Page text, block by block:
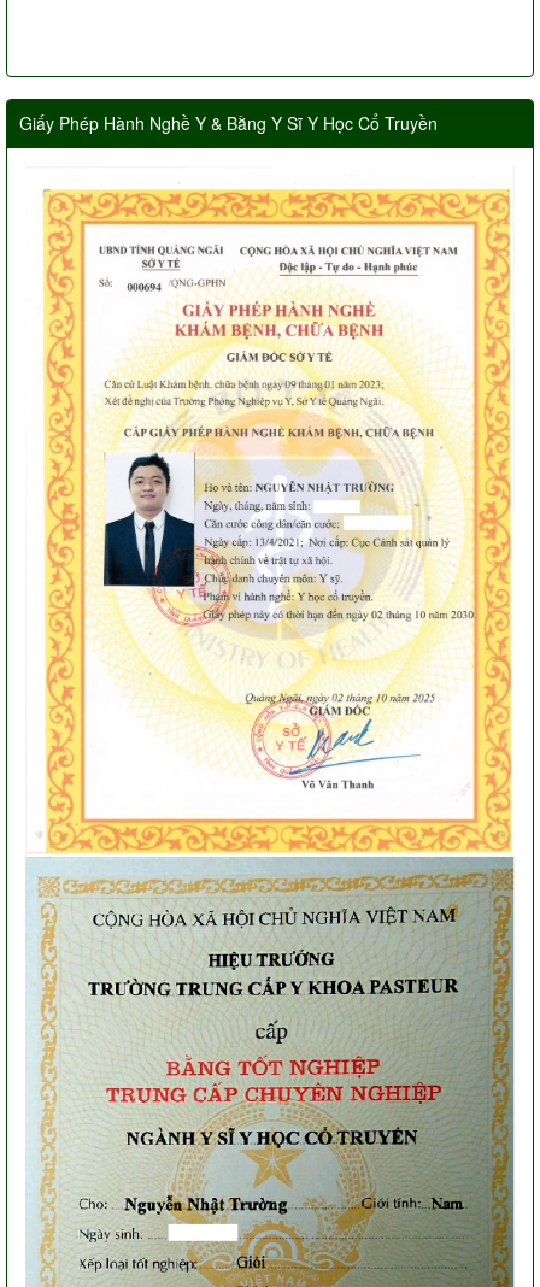
Giấy Phép Hành Nghề Y & Bằng Y Sĩ Y Học Cổ Truyền